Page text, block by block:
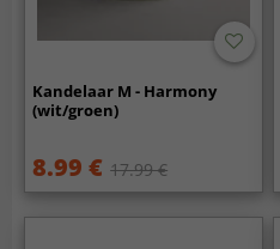
Kandelaar M - Harmony
(wit/groen)
8.99 € 17.99 €